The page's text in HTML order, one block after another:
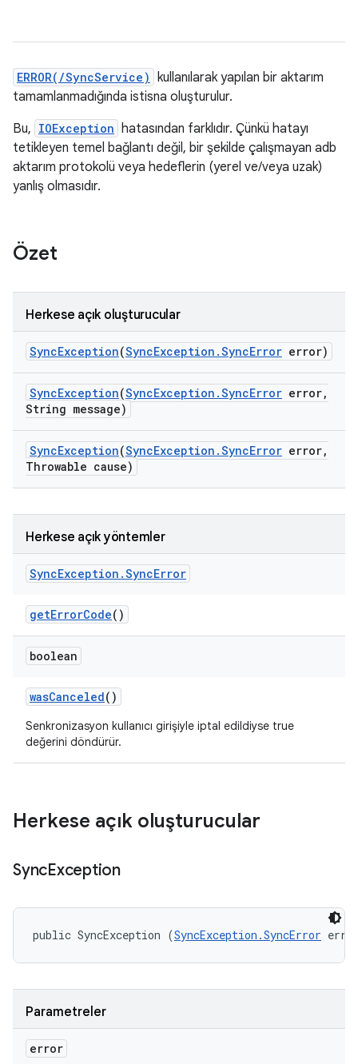
ERROR(/SyncService) kullanılarak yapılan bir aktarım
tamamlanmadığında istisna oluşturulur.
Bu, IOException hatasından farklıdır. Çünkü hatayı
tetikleyen temel bağlantı değil, bir şekilde çalışmayan adb
aktarım protokolü veya hedeflerin (yerel ve/veya uzak)
yanlış olmasıdır.
Özet
Herkese açık oluşturucular
SyncException(SyncException .SyncError error)
SyncException(SyncException .SyncError error,
String message)
SyncException(SyncException .SyncError error,
Throwable cause)
Herkese açık yöntemler
SyncException .SyncError
getErrorCode()
boolean
wasCanceled()
Senkronizasyon kullanıcı girişiyle iptal edildiyse true
değerini döndürür.
Herkese açık oluşturucular
SyncException
public SyncException (SyncException.SyncError
Parametreler
error